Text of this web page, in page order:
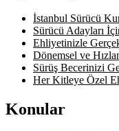
İstanbul Sürücü
Sürücü Adayları
Ehliyetinizle
Dönemsel ve
Sürüş Becerinizi
Her Kitleye Özel
Konular